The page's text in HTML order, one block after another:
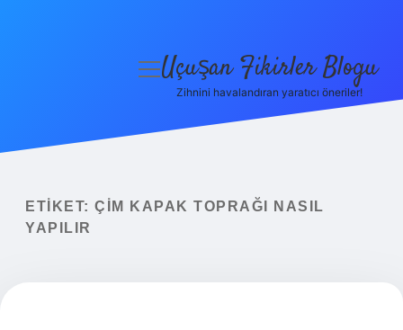
Yasal Uyarı
menüyü
Uçuşan Fikirler Blogu
Zihnini havalandıran yaratıcı öneriler!
ETIKET: ÇIM KAPAK TOPRAĞI NASIL
YAPILIR